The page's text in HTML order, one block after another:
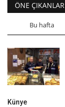
ÖNE ÇIKANLAR
Bu hafta
Künye